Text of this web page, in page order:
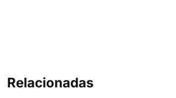
Relacionadas